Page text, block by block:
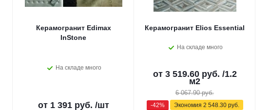
Керамогранит Edimax
InStone
На складе много
от 1 391 руб. /шт
Керамогранит Elios Essential
На складе много
от 3 519.60 руб. /1.2
м2
6 067.90 руб.
-42% Экономия 2 548.30 руб.